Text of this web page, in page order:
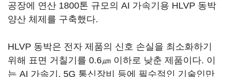
공장에 연산 1800톤 규모의 AI 가속기용 HLVP 동박
양산 체제를 구축했다.
HLVP 동박은 전자 제품의 신호 손실을 최소화하기
위해 표면 거칠기를 0.6㎛ 이하로 낮춘 제품이다. 이
는 AI 가속기, 5G 통신장비 등에 필수적인 기술인만